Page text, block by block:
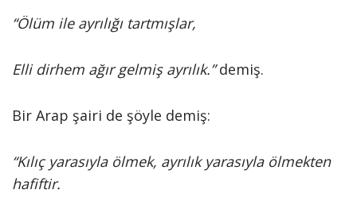
“Ölüm ile ayrılığı tartmışlar,
Elli dirhem ağır gelmiş ayrılık.”demiş.
Bir Arap şairi de şöyle demiş:
“Kılıç yarasıyla ölmek, ayrılık yarasıyla ölmekten
hafiftir.